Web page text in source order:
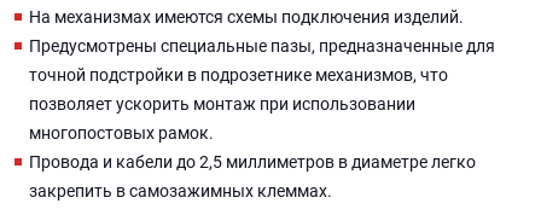
На механизмах имеются схемы подключения изделий.
Предусмотрены специальные пазы, предназначенные для
точной подстройки в подрозетнике механизмов, что
позволяет ускорить монтаж при использовании
многопостовых рамок.
Провода и кабели до 2,5 миллиметров в диаметре легко
закрепить в самозажимных клеммах.